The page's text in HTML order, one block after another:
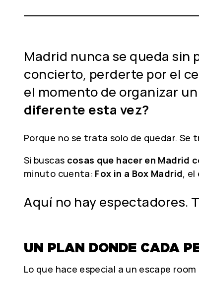
Madrid nunca se queda sin
concierto, perderte por el
el momento de organizar
diferente esta vez?
Porque no se trata solo de quedar. Se
Si buscas cosas que hacer en Madrid
minuto cuenta: Fox in a Box Madrid, el
Aquí no hay espectadores.
UN PLAN DONDE CADA
Lo que hace especial a un escape